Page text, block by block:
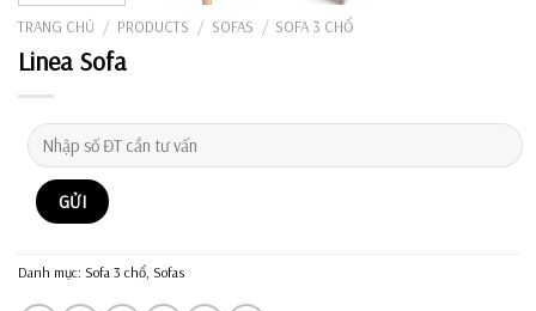
TRANG CHỦ / PRODUCTS / SOFAS / SOFA 3 CHỔ
Linea Sofa
Danh mục: Sofa 3 chổ, Sofas